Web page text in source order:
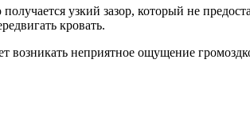
узкий зазор, который не
кровать.
возникать неприятное ощущение